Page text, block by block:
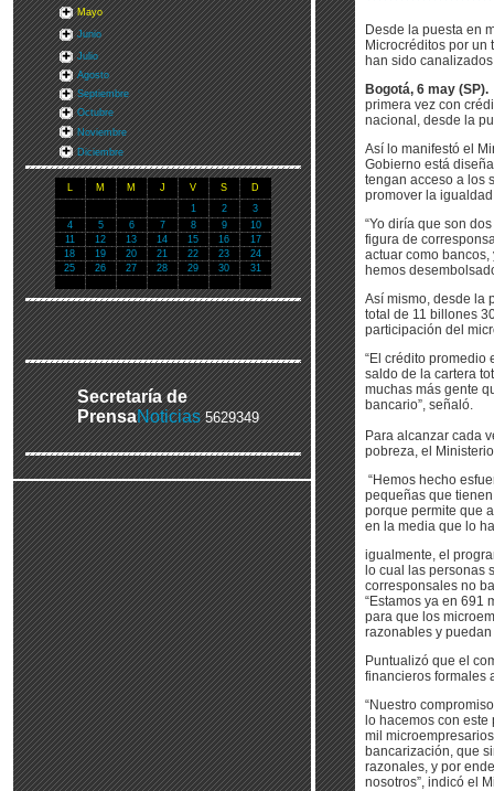
Mayo
Junio
Julio
Agosto
Septiembre
Octubre
Noviembre
Diciembre
L M M J V S
D
1
2
3
4
5 6 7 8 9
10
11
12 13 14 15 16
17
18
19 20 21 22 23
24
25
26 27 28 29 30 31
Secretaría de
PrensaNoticias 5629349
Desde la puesta en
Microcréditos por
han sido
Bogotá, 6 may (SP).
primera vez con
nacional, desde la
Así lo manifestó el
Gobierno está
tengan acceso a los
promover la
“Yo diría que son
figura de
actuar como
hemos
Así mismo, desde la
total de 11 billones
participación del
“El crédito promedio
saldo de la cartera
muchas más gente
bancario”, señaló.
Para alcanzar cada
pobreza, el
“Hemos hecho
pequeñas que
porque permite que
en la media que lo
igualmente, el
lo cual las personas
corresponsales no
“Estamos ya en 691
para que los
razonables y puedan
Puntualizó que el
financieros formales
“Nuestro
lo hacemos con
mil
bancarización, que
razonales, y por
nosotros”, indicó el